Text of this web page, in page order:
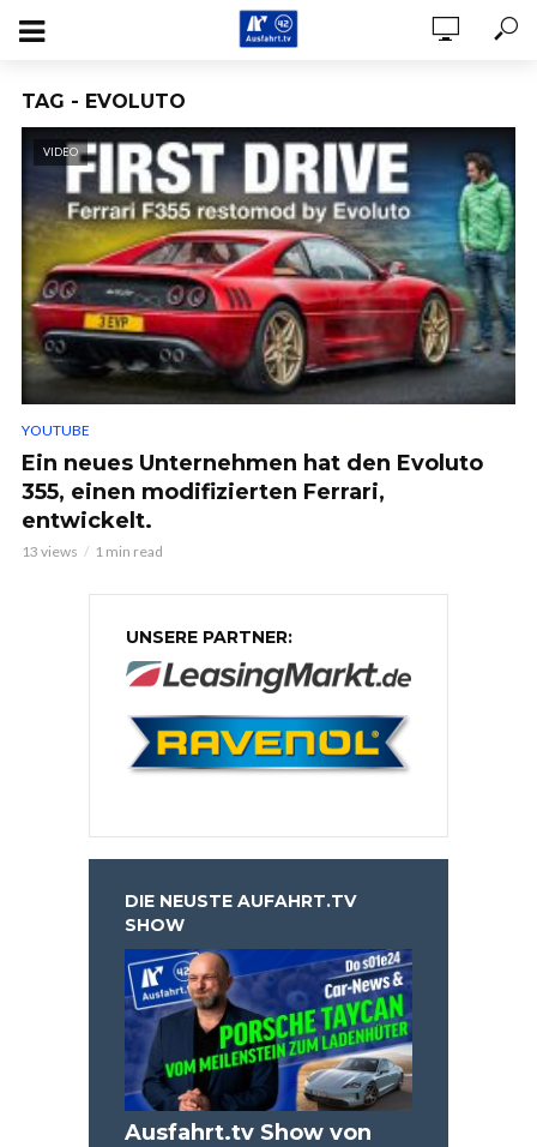
TAG - EVOLUTO
VIDEO
YOUTUBE
Ein neues Unternehmen hat den Evoluto
355, einen modifizierten Ferrari,
entwickelt.
13 views 1 min read
UNSERE PARTNER:
DIE NEUSTE AUFAHRT.TV
SHOW
Ausfahrt.tv Show von